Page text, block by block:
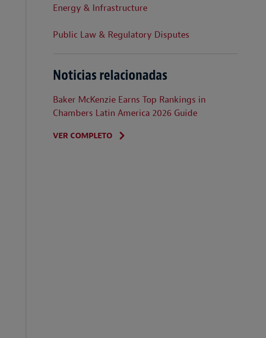
Energy & Infrastructure
Public Law & Regulatory Disputes
Noticias relacionadas
Baker McKenzie Earns Top Rankings in
Chambers Latin America 2026 Guide
VER COMPLETO